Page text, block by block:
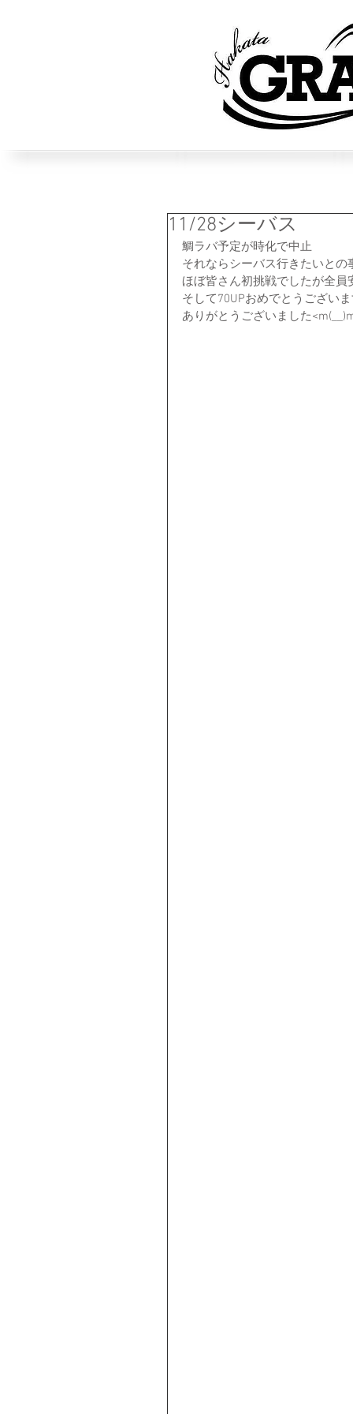
11/28シーバス
鯛ラバ予定が時化で中止
それならシーバス行きたいとの
ほぼ皆さん初挑戦でしたが全員
そして70UPおめでとうござい
ありがとうございました